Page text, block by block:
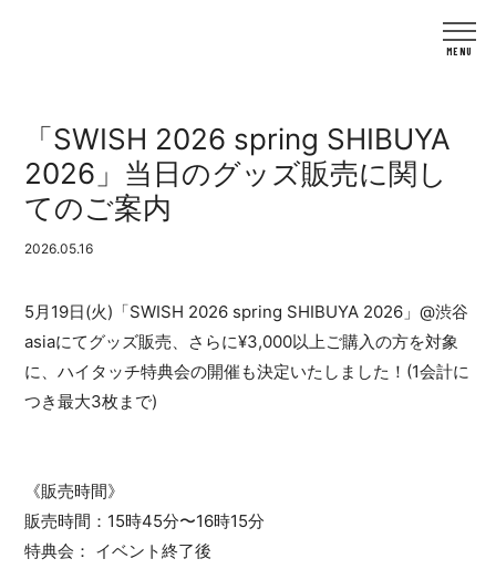
「SWISH 2026 spring SHIBUYA
2026」当日のグッズ販売に関し
てのご案内
2026.05.16
5月19日(火)「SWISH 2026 spring SHIBUYA 2026」@渋谷
asiaにてグッズ販売、さらに¥3,000以上ご購入の方を対象
に、ハイタッチ特典会の開催も決定いたしました！(1会計に
つき最大3枚まで)
《販売時間》
販売時間：15時45分〜16時15分
特典会： イベント終了後